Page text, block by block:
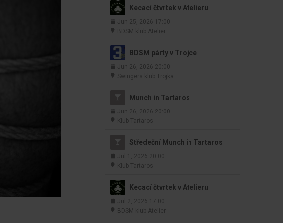
Kecací čtvrtek v Atelieru
Jun 25, 2026 17:00
BDSM klub Atelier
BDSM párty v Trojce
Jun 26, 2026 20:00
Swingers klub Trojka
Munch in Tartaros
Jun 26, 2026 20:00
Klub Tartaros
Středeční Munch in Tartaros
Jul 1, 2026 20:00
Klub Tartaros
Kecací čtvrtek v Atelieru
Jul 2, 2026 17:00
BDSM klub Atelier